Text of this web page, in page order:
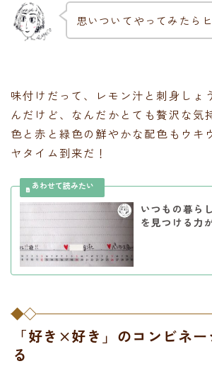
思いついてやってみたら
味付けだって、レモン汁と刺身しょ
んだけど、なんだかとても贅沢な気
色と赤と緑色の鮮やかな配色もウキ
ヤタイム到来だ！
いつもの暮ら
を見つける力
「好き×好き」のコンビネ
る